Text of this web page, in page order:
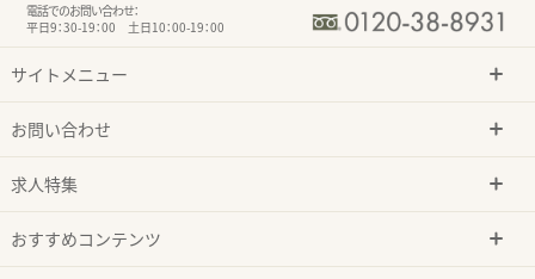
電話でのお問い合わせ：
平日9：30-19：00 土日10：00-19：00
サイトメニュー
お問い合わせ
求人特集
おすすめコンテンツ